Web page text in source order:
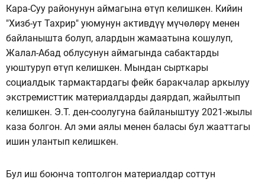
Кара-Суу районунун аймагына өтүп келишкен. Кийин
"Хизб-ут Тахрир" уюмунун активдүү мүчөлөрү менен
байланышта болуп, алардын жамаатына кошулуп,
Жалал-Абад облусунун аймагында сабактарды
уюштуруп өтүп келишкен. Мындан сырткары
социалдык тармактардагы фейк баракчалар аркылуу
экстремисттик материалдарды даярдап, жайылтып
келишкен. Э.Т. ден-соолугуна байланыштуу 2021-жылы
каза болгон. Ал эми аялы менен баласы бул жааттагы
ишин улантып келишкен.
Бул иш боюнча топтолгон материалдар соттун